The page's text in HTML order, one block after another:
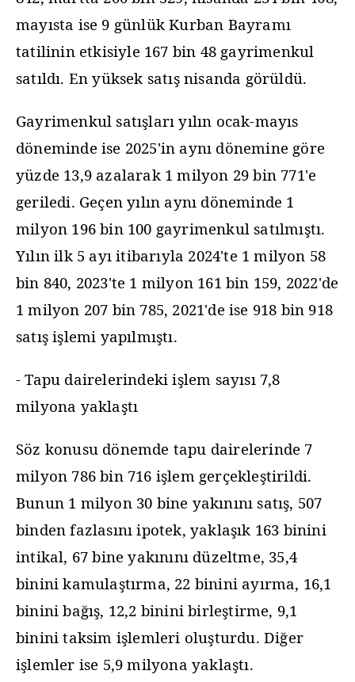
mayısta ise 9 günlük Kurban Bayramı
tatilinin etkisiyle 167 bin 48 gayrimenkul
satıldı. En yüksek satış nisanda görüldü.
Gayrimenkul satışları yılın ocak-mayıs
döneminde ise 2025'in aynı dönemine göre
yüzde 13,9 azalarak 1 milyon 29 bin 771'e
geriledi. Geçen yılın aynı döneminde 1
milyon 196 bin 100 gayrimenkul satılmıştı.
Yılın ilk 5 ayı itibarıyla 2024'te 1 milyon 58
bin 840, 2023'te 1 milyon 161 bin 159, 2022'de
1 milyon 207 bin 785, 2021'de ise 918 bin 918
satış işlemi yapılmıştı.
- Tapu dairelerindeki işlem sayısı 7,8
milyona yaklaştı
Söz konusu dönemde tapu dairelerinde 7
milyon 786 bin 716 işlem gerçekleştirildi.
Bunun 1 milyon 30 bine yakınını satış, 507
binden fazlasını ipotek, yaklaşık 163 binini
intikal, 67 bine yakınını düzeltme, 35,4
binini kamulaştırma, 22 binini ayırma, 16,1
binini bağış, 12,2 binini birleştirme, 9,1
binini taksim işlemleri oluşturdu. Diğer
işlemler ise 5,9 milyona yaklaştı.